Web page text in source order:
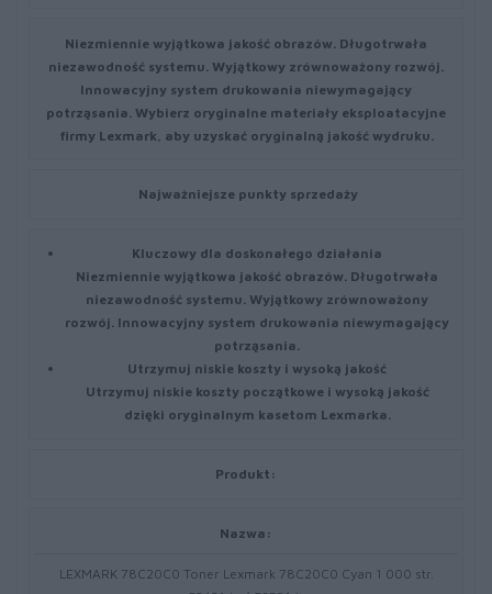
Niezmiennie wyjątkowa jakość obrazów. Długotrwała
niezawodność systemu. Wyjątkowy zrównoważony rozwój.
Innowacyjny system drukowania niewymagający
potrząsania. Wybierz oryginalne materiały eksploatacyjne
firmy Lexmark, aby uzyskać oryginalną jakość wydruku.
Najważniejsze punkty sprzedaży
Kluczowy dla doskonałego działania
Niezmiennie wyjątkowa jakość obrazów. Długotrwała
niezawodność systemu. Wyjątkowy zrównoważony
rozwój. Innowacyjny system drukowania niewymagający
potrząsania.
Utrzymuj niskie koszty i wysoką jakość
Utrzymuj niskie koszty początkowe i wysoką jakość
dzięki oryginalnym kasetom Lexmarka.
Produkt:
Nazwa:
LEXMARK 78C20C0 Toner Lexmark 78C20C0 Cyan 1 000 str.